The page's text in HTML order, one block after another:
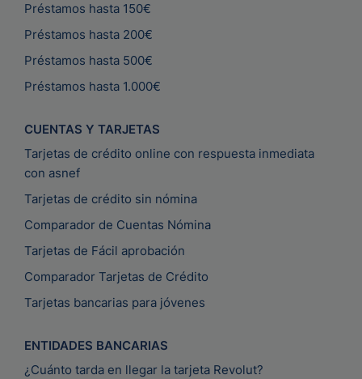
Préstamos hasta 150€
Préstamos hasta 200€
Préstamos hasta 500€
Préstamos hasta 1.000€
CUENTAS Y TARJETAS
Tarjetas de crédito online con respuesta inmediata
con asnef
Tarjetas de crédito sin nómina
Comparador de Cuentas Nómina
Tarjetas de Fácil aprobación
Comparador Tarjetas de Crédito
Tarjetas bancarias para jóvenes
ENTIDADES BANCARIAS
¿Cuánto tarda en llegar la tarjeta Revolut?